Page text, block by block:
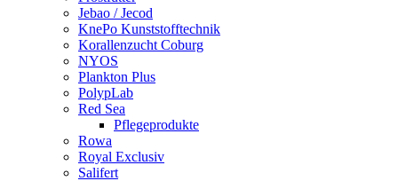
Jebao / Jecod
KnePo Kunststofftechnik
Korallenzucht Coburg
NYOS
Plankton Plus
PolypLab
Red Sea
Pflegeprodukte
Rowa
Royal Exclusiv
Salifert